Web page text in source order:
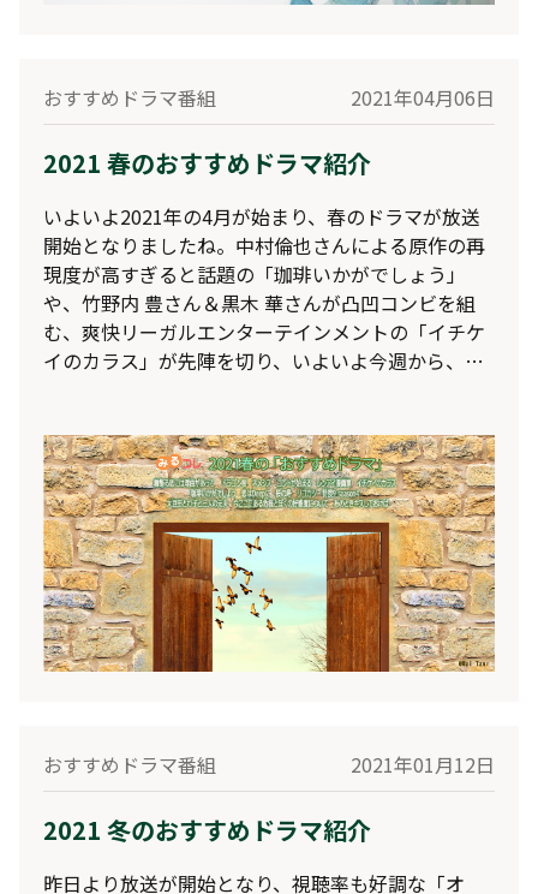
おすすめドラマ番組 2021年04月06日
2021 春のおすすめドラマ紹介
いよいよ2021年の4月が始まり、春のドラマが放送
開始となりましたね。中村倫也さんによる原作の再
現度が高すぎると話題の「珈琲いかがでしょう」
や、竹野内 豊さん＆黒木 華さんが凸凹コンビを組
む、爽快リーガルエンターテインメントの「イチケ
イのカラス」が先陣を切り、いよいよ今週から、
る、2021年春のおすすめのドラマ群をご紹介しちゃ
います♪
おすすめドラマ番組 2021年01月12日
2021 冬のおすすめドラマ紹介
昨日より放送が開始となり、視聴率も好調な「オ